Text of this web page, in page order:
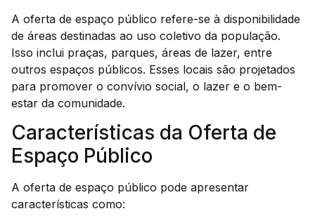
A oferta de espaço público refere-se à disponibilidade
de áreas destinadas ao uso coletivo da população.
Isso inclui praças, parques, áreas de lazer, entre
outros espaços públicos. Esses locais são projetados
para promover o convívio social, o lazer e o bem-
estar da comunidade.
Características da Oferta de
Espaço Público
A oferta de espaço público pode apresentar
características como: